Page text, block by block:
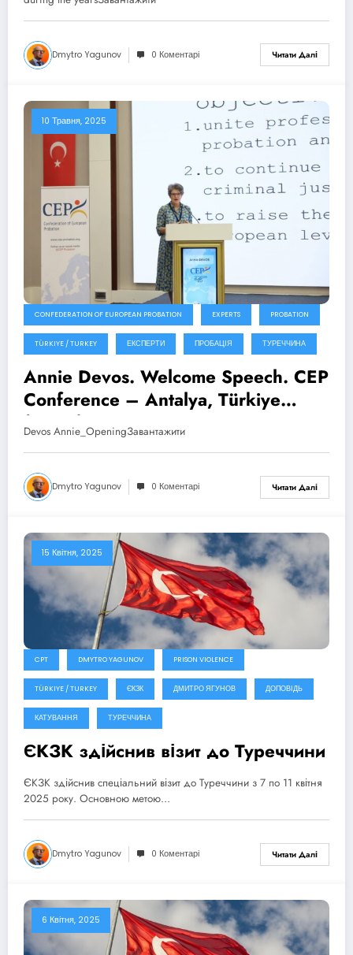
Türkiye (2025)
Dmytro Yagunov 0 Коментарі Читати Далі
10 Травня, 2025
CONFEDERATION OF EUROPEAN PROBATION EXPERTS PROBATION
TÜRKIYE / TURKEY ЕКСПЕРТИ ПРОБАЦІЯ ТУРЕЧЧИНА
Annie Devos. Welcome Speech. CEP
Conference – Antalya, Türkiye
(2025)
Devos Annie_OpeningЗавантажити
Dmytro Yagunov 0 Коментарі Читати Далі
15 Квітня, 2025
CPT DMYTRO YAGUNOV PRISON VIOLENCE
TÜRKIYE / TURKEY ЄКЗК ДМИТРО ЯГУНОВ ДОПОВІДЬ
КАТУВАННЯ ТУРЕЧЧИНА
ЄКЗК здійснив візит до Туреччини
ЄКЗК здійснив спеціальний візит до Туреччини з 7 по 11 квітня
2025 року. Основною метою…
Dmytro Yagunov 0 Коментарі Читати Далі
6 Квітня, 2025